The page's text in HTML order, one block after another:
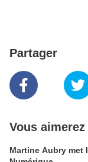
Partager
Vous
Martine Aubry met